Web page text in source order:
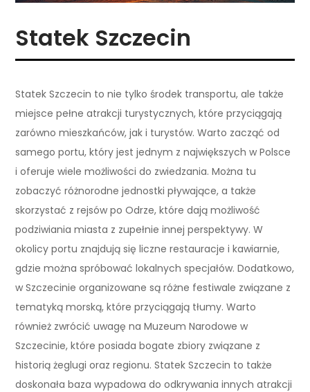
Statek Szczecin
Statek Szczecin to nie tylko środek transportu, ale także
miejsce pełne atrakcji turystycznych, które przyciągają
zarówno mieszkańców, jak i turystów. Warto zacząć od
samego portu, który jest jednym z największych w Polsce
i oferuje wiele możliwości do zwiedzania. Można tu
zobaczyć różnorodne jednostki pływające, a także
skorzystać z rejsów po Odrze, które dają możliwość
podziwiania miasta z zupełnie innej perspektywy. W
okolicy portu znajdują się liczne restauracje i kawiarnie,
gdzie można spróbować lokalnych specjałów. Dodatkowo,
w Szczecinie organizowane są różne festiwale związane z
tematyką morską, które przyciągają tłumy. Warto
również zwrócić uwagę na Muzeum Narodowe w
Szczecinie, które posiada bogate zbiory związane z
historią żeglugi oraz regionu. Statek Szczecin to także
doskonała baza wypadowa do odkrywania innych atrakcji